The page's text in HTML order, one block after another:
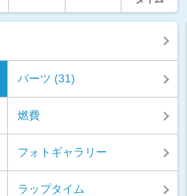
パーツ (31)
燃費
フォトギャラリー
ラップタイム